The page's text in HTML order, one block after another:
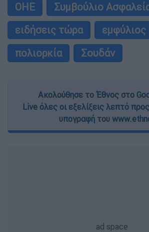
ΟΗΕ
Συμβούλιο
ειδήσεις τώρα
εμφύλιος
πολιορκία
Σουδάν
Ακολούθησε το Έθνος στο
Live όλες οι εξελίξεις λεπτό
υπογραφή του